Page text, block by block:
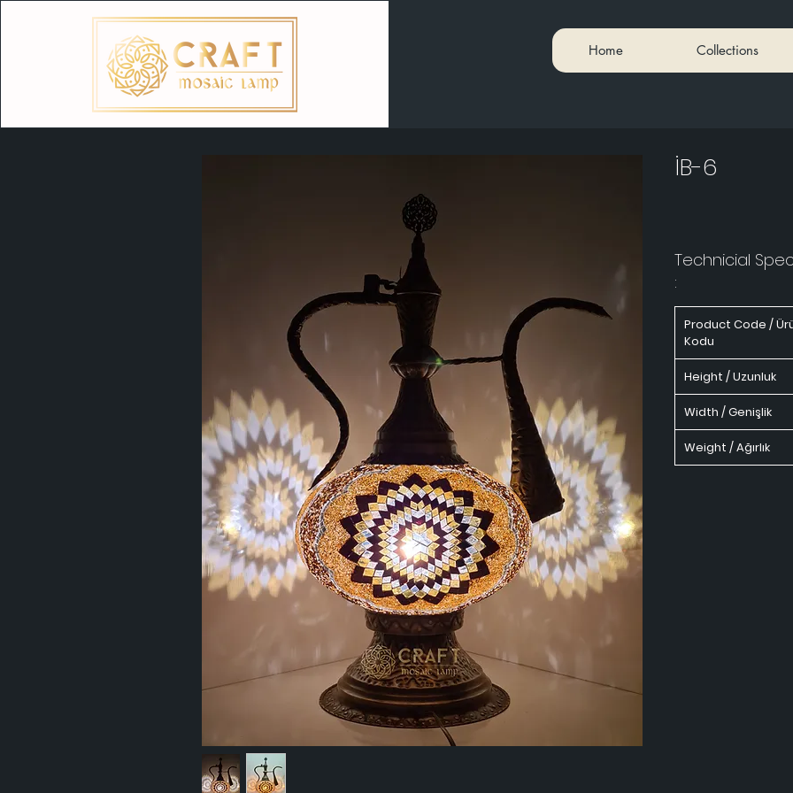
Home Collections
İB-6
Technicial
:
Product Code /
Kodu
Height / Uzunluk
Width / Genişlik
Weight / Ağırlık